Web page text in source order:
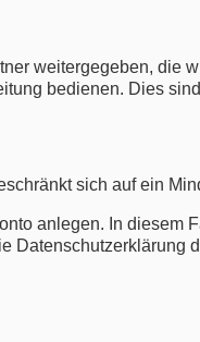
weitergegeben, die
bedienen. Dies
sich auf ein
anlegen. In diesem
Datenschutzerklärung